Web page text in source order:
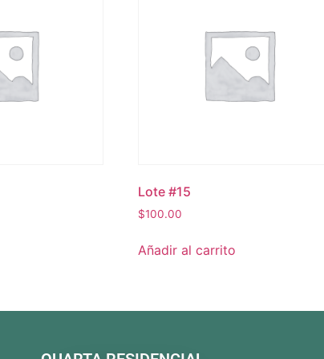
Lote #15
$100.00
Añadir al carrito